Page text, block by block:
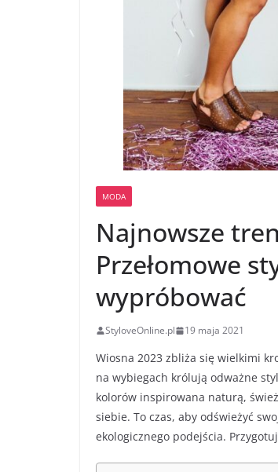
MODA
Najnowsze
Przełomowe
wypróbować
StyloveOnline.pl 19 maja 2021
Wiosna 2023 zbliża się wielkimi
na wybiegach królują odważne
kolorów inspirowana naturą,
siebie. To czas, aby odświeżyć
ekologicznego podejścia.